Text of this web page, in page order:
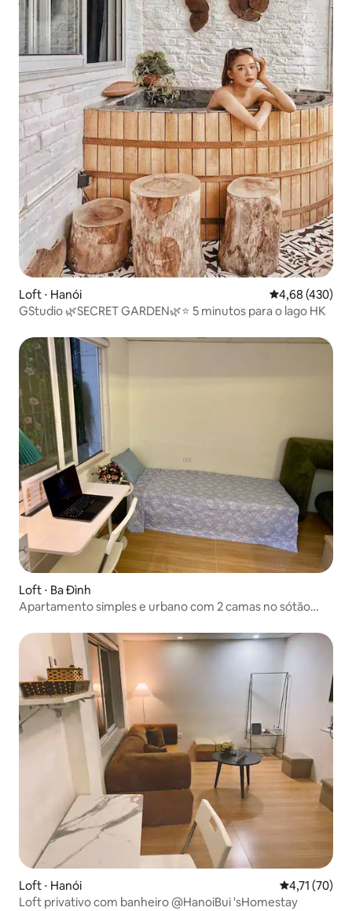
Loft ⋅ Hanói 4,68 de uma
4,68 (430)
GStudio 🌿SECRET GARDEN🌿⭐️ 5 minutos para o lago HK
Loft ⋅ Ba Đình
Apartamento simples e urbano com 2 camas no sótão
Loft ⋅ Hanói 4,71 de uma
4,71 (70)
Loft privativo com banheiro @HanoiBui 'sHomestay